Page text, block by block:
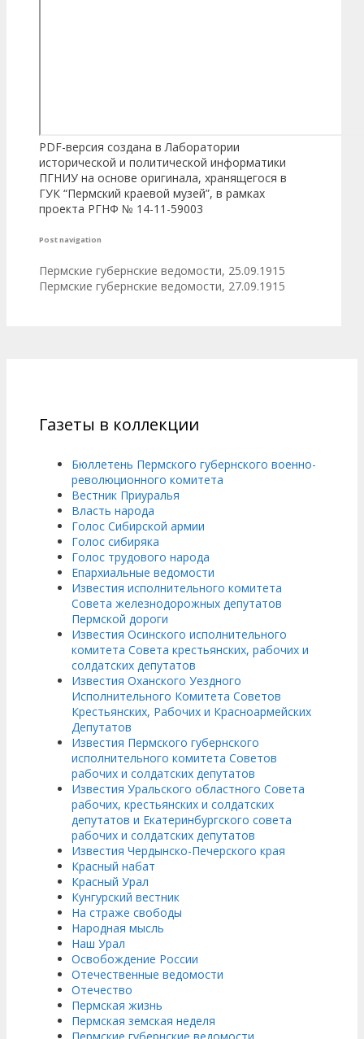
PDF-версия создана в Лаборатории
исторической и политической информатики
ПГНИУ на основе оригинала, хранящегося в
ГУК “Пермский краевой музей”, в рамках
проекта РГНФ № 14-11-59003
Post navigation
Пермские губернские ведомости, 25.09.1915
Пермские губернские ведомости, 27.09.1915
Газеты в коллекции
Бюллетень Пермского губернского военно-
революционного комитета
Вестник Приуралья
Власть народа
Голос Сибирской армии
Голос сибиряка
Голос трудового народа
Епархиальные ведомости
Известия исполнительного комитета
Совета железнодорожных депутатов
Пермской дороги
Известия Осинского исполнительного
комитета Совета крестьянских, рабочих и
солдатских депутатов
Известия Оханского Уездного
Исполнительного Комитета Советов
Крестьянских, Рабочих и Красноармейских
Депутатов
Известия Пермского губернского
исполнительного комитета Советов
рабочих и солдатских депутатов
Известия Уральского областного Совета
рабочих, крестьянских и солдатских
депутатов и Екатеринбургского совета
рабочих и солдатских депутатов
Известия Чердынско-Печерского края
Красный набат
Красный Урал
Кунгурский вестник
На страже свободы
Народная мысль
Наш Урал
Освобождение России
Отечественные ведомости
Отечество
Пермская жизнь
Пермская земская неделя